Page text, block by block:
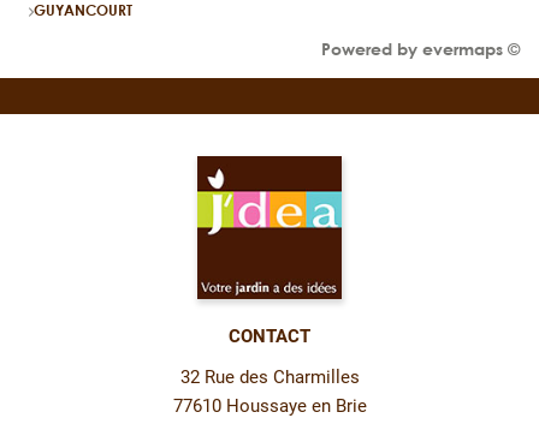
GUYANCOURT
Powered by evermaps ©
CONTACT
32 Rue des Charmilles
77610 Houssaye en Brie